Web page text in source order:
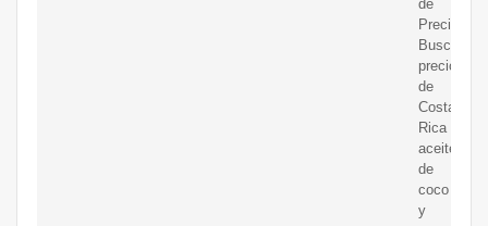
de
Precios
Buscar
precios
de
Costa
Rica
aceite
de
coco
y